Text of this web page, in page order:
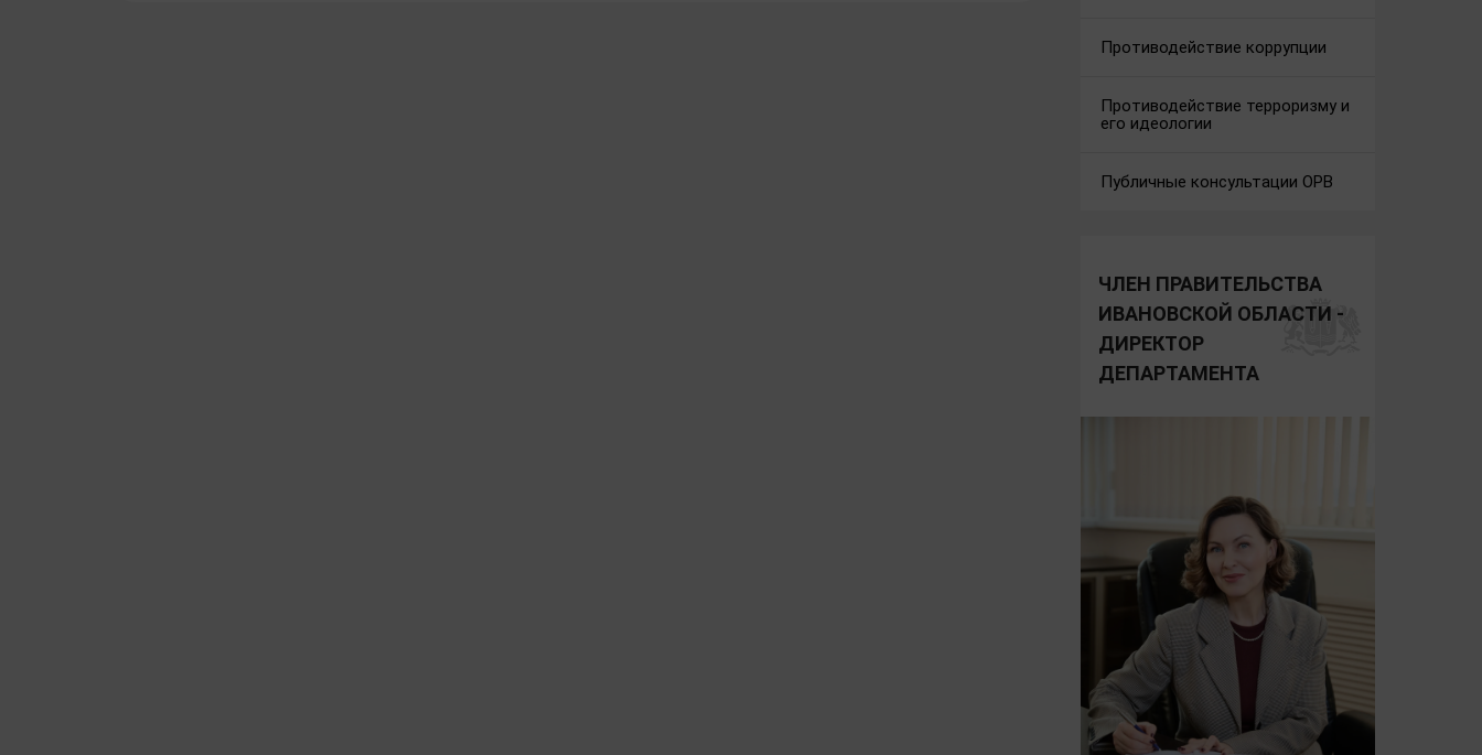
Противодействие коррупции
Противодействие терроризму и
его идеологии
Публичные консультации ОРВ
ЧЛЕН ПРАВИТЕЛЬСТВА
ИВАНОВСКОЙ ОБЛАСТИ -
ДИРЕКТОР
ДЕПАРТАМЕНТА